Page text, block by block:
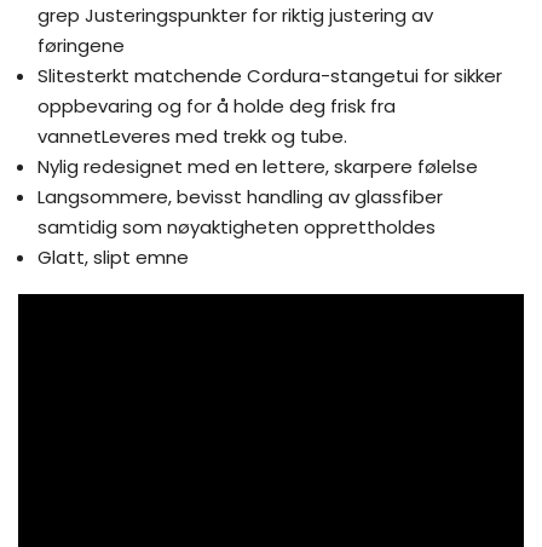
grep Justeringspunkter for riktig justering av
føringene
Slitesterkt matchende Cordura-stangetui for sikker
oppbevaring og for å holde deg frisk fra
vannetLeveres med trekk og tube.
Nylig redesignet med en lettere, skarpere følelse
Langsommere, bevisst handling av glassfiber
samtidig som nøyaktigheten opprettholdes
Glatt, slipt emne